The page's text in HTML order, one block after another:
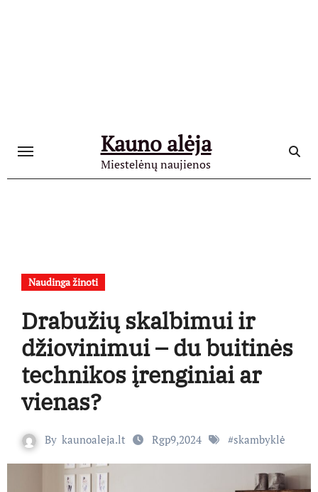
Kauno alėja
Miestelėnų naujienos
Naudinga žinoti
Drabužių skalbimui ir
džiovinimui – du buitinės
technikos įrenginiai ar
vienas?
By kaunoaleja.lt Rgp9,2024 #skambyklė